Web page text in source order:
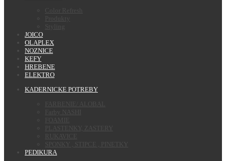
Color Refresh
Produkty
Styling
JOICO
OLAPLEX
NOZNICE
KEFY
HREBENE
ELEKTRO
KADERNICKE POTREBY
FARBENIE/ ALOBAL
Farby NASHI
FOAMIE
PLASTENKY, ZASTERY
RUKAVICE
SPONKY , STIPCE , PINETKY
PEDIKURA